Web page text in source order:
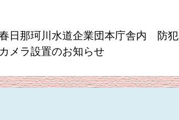
日那珂川水道企業団本庁舎内 防犯
カメラ設置のお知らせ